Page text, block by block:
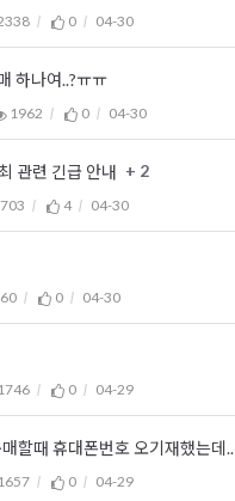
0 04-30
하나여..?ㅠㅠ
1962 0 04-30
관련 긴급 안내 + 2
4 04-30
0 04-30
1746 0 04-29
할때 휴대폰번호 오기재했는데..
1657 0 04-29